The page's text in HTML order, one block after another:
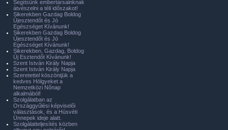
Segítsünk embertársainknak
átvészelni a téli időszakot!
Sikerekben Gazdag Boldog
Újesztendőt és Jó
Egészséget Kívánunk!
Sikerekben Gazdag Boldog
Újesztendőt és Jó
Egészséget Kívánunk!
Sikerekben, Gazdag, Boldog
Új Esztendőt Kívánunk!
Szent István Király Napja
Szent István Király Napja
Szeretettel köszöntjük a
kedves Hölgyeket a
Nemzetközi Nőnap
alkalmából!
Szolgálatban az
Országgyűlési képviselői
választások, és a Húsvéti
Ünnepek ideje alatt.
Szolgálatteljesítés közben